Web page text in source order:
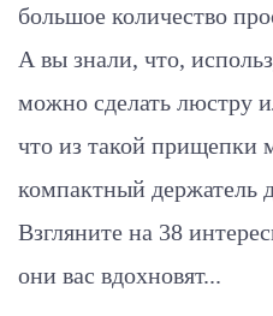
большое количество
А вы знали, что,
можно сделать люстру
что из такой прищепки
компактный держатель
Взгляните на 38
они вас вдохновят...